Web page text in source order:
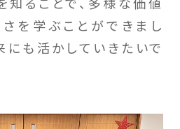
を学ぶことができまし
にも活かしていきたいで